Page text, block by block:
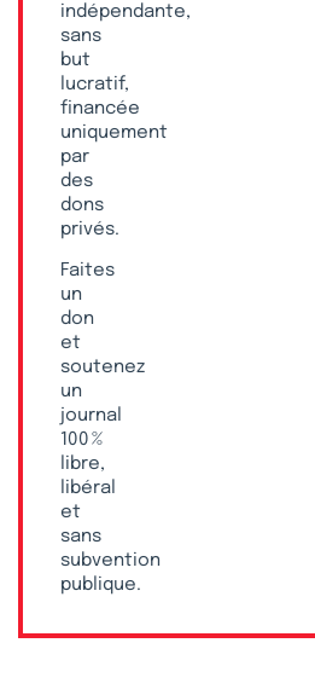
indépendante,
sans
but
lucratif,
financée
uniquement
par
des
dons
privés.
Faites
un
don
et
soutenez
un
journal
100 %
libre,
libéral
et
sans
subvention
publique.